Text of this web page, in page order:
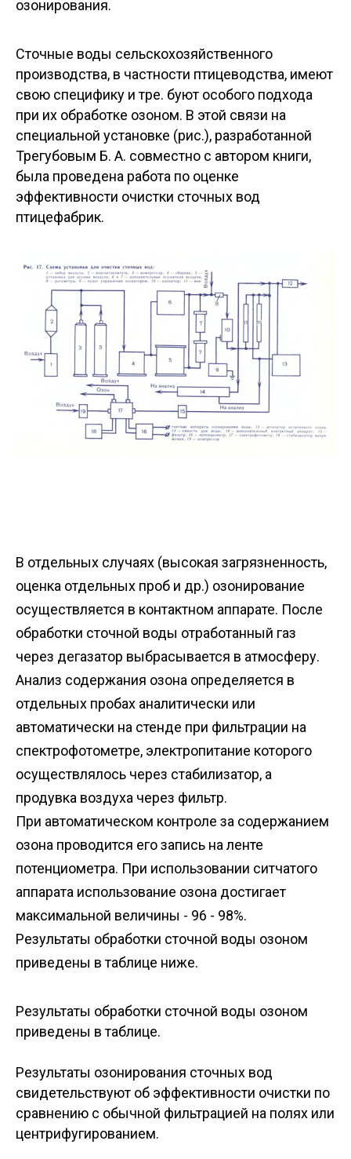
озонирования.
Сточные воды сельскохозяйственного
производства, в частности птицеводства, имеют
свою специфику и тре. буют особого подхода
при их обработке озоном. В этой связи на
специальной установке (рис.), разработанной
Трегубовым Б. А. совместно с автором книги,
была проведена работа по оценке
эффективности очистки сточных вод
птицефабрик.
В отдельных случаях (высокая загрязненность,
оценка отдельных проб и др.) озонирование
осуществляется в контактном аппарате. После
обработки сточной воды отработанный газ
через дегазатор выбрасывается в атмосферу.
Анализ содержания озона определяется в
отдельных пробах аналитически или
автоматически на стенде при фильтрации на
спектрофотометре, электропитание которого
осуществлялось через стабилизатор, а
продувка воздуха через фильтр.
При автоматическом контроле за содержанием
озона проводится его запись на ленте
потенциометра. При использовании ситчатого
аппарата использование озона достигает
максимальной величины - 96 - 98%.
Результаты обработки сточной воды озоном
приведены в таблице ниже.
Результаты обработки сточной воды озоном
приведены в таблице.
Результаты озонирования сточных вод
свидетельствуют об эффективности очистки по
сравнению с обычной фильтрацией на полях или
центрифугированием.